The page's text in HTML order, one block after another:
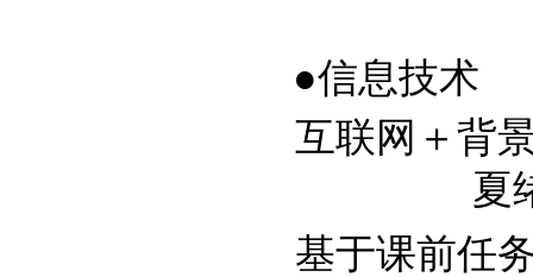
●信息技术
互联网＋背
夏
基于课前任